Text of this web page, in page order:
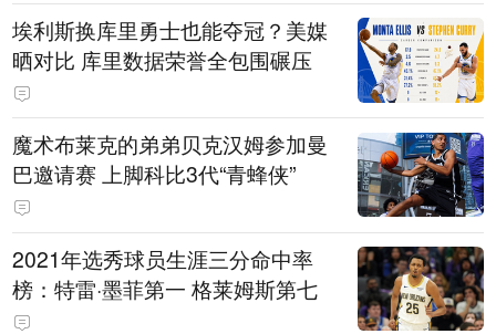
埃利斯换库里勇士也能夺冠？美媒
晒对比 库里数据荣誉全包围碾压
魔术布莱克的弟弟贝克汉姆参加曼
巴邀请赛 上脚科比3代“青蜂侠”
2021年选秀球员生涯三分命中率
榜：特雷·墨菲第一 格莱姆斯第七